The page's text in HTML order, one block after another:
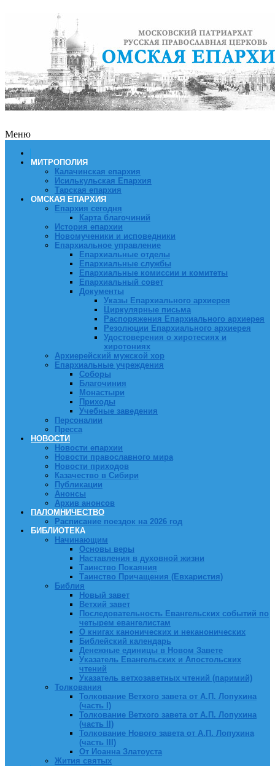
Меню
МИТРОПОЛИЯ
Калачинская епархия
Исилькульская Епархия
Тарская епархия
ОМСКАЯ ЕПАРХИЯ
Епархия сегодня
Карта благочиний
История епархии
Новомученики и исповедники
Епархиальное управление
Епархиальные отделы
Епархиальные службы
Епархиальные комиссии и комитеты
Епархиальный совет
Документы
Указы Епархиального архиерея
Циркулярные письма
Распоряжения Епархиального архиерея
Резолюции Епархиального архиерея
Удостоверения о хиротесиях и
хиротониях
Архиерейский мужской хор
Епархиальные учреждения
Соборы
Благочиния
Монастыри
Приходы
Учебные заведения
Персоналии
Пресса
НОВОСТИ
Новости епархии
Новости православного мира
Новости приходов
Казачество в Сибири
Публикации
Анонсы
Архив анонсов
ПАЛОМНИЧЕСТВО
Расписание поездок на 2026 год
БИБЛИОТЕКА
Начинающим
Основы веры
Наставления в духовной жизни
Таинство Покаяния
Таинство Причащения (Евхаристия)
Библия
Новый завет
Ветхий завет
Последовательность Евангельских событий по
четырем евангелистам
О книгах канонических и неканонических
Библейский календарь
Денежные единицы в Новом Завете
Указатель Евангельских и Апостольских
чтений
Указатель ветхозаветных чтений (паримий)
Толкования
Толкование Ветхого завета от А.П. Лопухина
(часть I)
Толкование Ветхого завета от А.П. Лопухина
(часть II)
Толкование Нового завета от А.П. Лопухина
(часть III)
От Иоанна Златоуста
Жития святых